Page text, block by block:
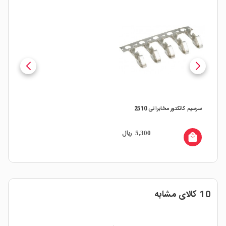
سرسیم کانکتور مخابراتی 2510
5,300 ریال local_mall
10 کالای مشابه